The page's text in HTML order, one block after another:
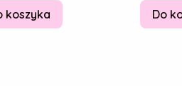
koszyka
Do